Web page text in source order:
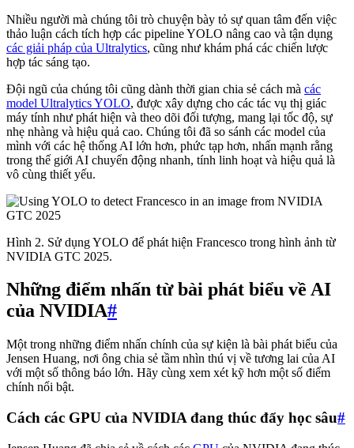
Nhiều người mà chúng tôi trò chuyện bày tỏ sự quan tâm đến việc
thảo luận cách tích hợp các pipeline YOLO nâng cao và tận dụng
các giải pháp của Ultralytics, cũng như khám phá các chiến lược
hợp tác sáng tạo.
Đội ngũ của chúng tôi cũng dành thời gian chia sẻ cách mà các
model Ultralytics YOLO, được xây dựng cho các tác vụ thị giác
máy tính như phát hiện và theo dõi đối tượng, mang lại tốc độ, sự
nhẹ nhàng và hiệu quả cao. Chúng tôi đã so sánh các model của
mình với các hệ thống AI lớn hơn, phức tạp hơn, nhấn mạnh rằng
trong thế giới AI chuyển động nhanh, tính linh hoạt và hiệu quả là
vô cùng thiết yếu.
Hình 2. Sử dụng YOLO để phát hiện Francesco trong hình ảnh từ
NVIDIA GTC 2025.
Những điểm nhấn từ bài phát biểu về AI
của NVIDIA#
Một trong những điểm nhấn chính của sự kiện là bài phát biểu của
Jensen Huang, nơi ông chia sẻ tầm nhìn thú vị về tương lai của AI
với một số thông báo lớn. Hãy cùng xem xét kỹ hơn một số điểm
chính nổi bật.
Cách các GPU của NVIDIA đang thúc đẩy học sâu#